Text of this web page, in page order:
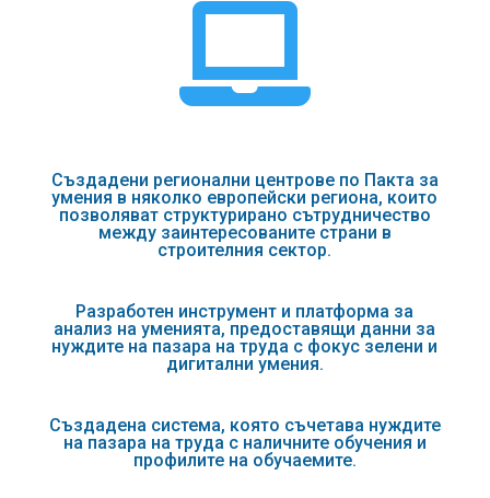

Създадени регионални центрове по Пакта за
умения в няколко европейски региона, които
позволяват структурирано сътрудничество
между заинтересованите страни в
строителния сектор.
Разработен инструмент и платформа за
анализ на уменията, предоставящи данни за
нуждите на пазара на труда с фокус зелени и
дигитални умения.
Създадена система, която съчетава нуждите
на пазара на труда с наличните обучения и
профилите на обучаемите.